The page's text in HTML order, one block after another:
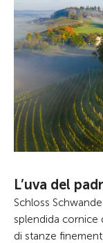
L’uva del
Schloss
splendida cornice
di stanze